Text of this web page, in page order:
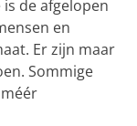
de afgelopen
en
Er zijn maar
Sommige